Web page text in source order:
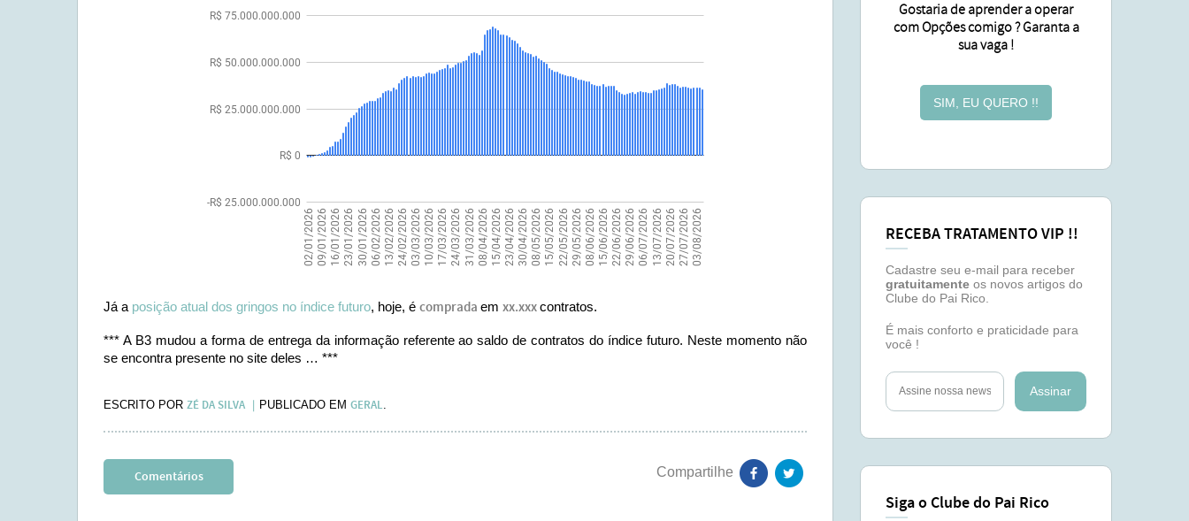
Já a posição atual dos gringos no índice futuro, hoje, é comprada em xx.xxxcontratos.
*** A B3 mudou a forma de entrega da informação referente ao saldo de contratos do índice futuro. Neste momento não
se encontra presente no site deles … ***
ESCRITO POR ZÉ DA SILVA PUBLICADO EM GERAL.
Comentários
Gostaria de aprender a operar
com Opções comigo ? Garanta a
sua vaga !
SIM, EU QUERO !!
RECEBA TRATAMENTO VIP !!
Cadastre seu e-mail para receber
gratuitamente os novos artigos do
Clube do Pai Rico.
É mais conforto e praticidade para
você !
Assinar
Siga o Clube do Pai Rico